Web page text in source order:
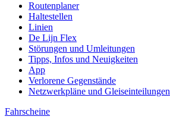
Routenplaner
Haltestellen
Linien
De Lijn Flex
Störungen und Umleitungen
Tipps, Infos und Neuigkeiten
App
Verlorene Gegenstände
Netzwerkpläne und Gleiseinteilungen
Fahrscheine